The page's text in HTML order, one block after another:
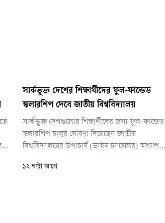
সার্কভুক্ত দেশের শিক্ষার্থীদের ফুল-ফান্ডেড
স্কলারশিপ দেবে জাতীয় বিশ্ববিদ্যালয়
সার্কভুক্ত দেশগুলোর শিক্ষার্থীদের জন্য ফুল-ফান্ডেড
স্কলারশিপ চালুর ঘোষণা দিয়েছেন জাতীয়
বিশ্ববিদ্যালয়ের উপাচার্য (ভাইস চ্যান্সেলর) অধ্যাপক
নেপালের শিক্ষার্থীদের জন্য জাতীয় বিশ্ববিদ্যালয়ে
১২ ঘণ্টা আগে